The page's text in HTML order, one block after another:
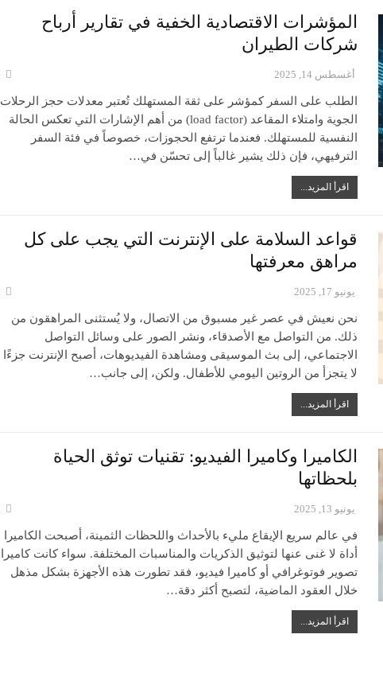
المؤشرات الاقتصادية الخفية في تقارير أرباح
شركات الطيران
أغسطس 14, 2025
الطلب على السفر كمؤشر على ثقة المستهلك تُعتبر معدلات حجز الرحلات
الجوية وامتلاء المقاعد (load factor) من أهم الإشارات التي تعكس الحالة
النفسية للمستهلك. فعندما ترتفع الحجوزات، خصوصاً في فئة السفر
الترفيهي، فإن ذلك يشير غالباً إلى تحسّن في…
اقرأ المزيد...
قواعد السلامة على الإنترنت التي يجب على كل
مراهق معرفتها
يونيو 17, 2025
نحن نعيش في عصر غير مسبوق من الاتصال، ولا يُستثنى المراهقون من
ذلك. من التواصل مع الأصدقاء، ونشر الصور على وسائل التواصل
الاجتماعي، إلى بث الموسيقى ومشاهدة الفيديوهات، أصبح الإنترنت جزءًا
لا يتجزأ من الروتين اليومي للأطفال. ولكن، إلى جانب…
اقرأ المزيد...
الكاميرا وكاميرا الفيديو: تقنيات توثق الحياة
بلحظاتها
يونيو 13, 2025
في عالم سريع الإيقاع مليء بالأحداث واللحظات الثمينة، أصبحت الكاميرا
أداة لا غنى عنها لتوثيق الذكريات والمناسبات المختلفة. سواء كانت كاميرا
تصوير فوتوغرافي أو كاميرا فيديو، فقد تطورت هذه الأجهزة بشكل مذهل
خلال العقود الماضية، لتصبح أكثر دقة…
اقرأ المزيد...